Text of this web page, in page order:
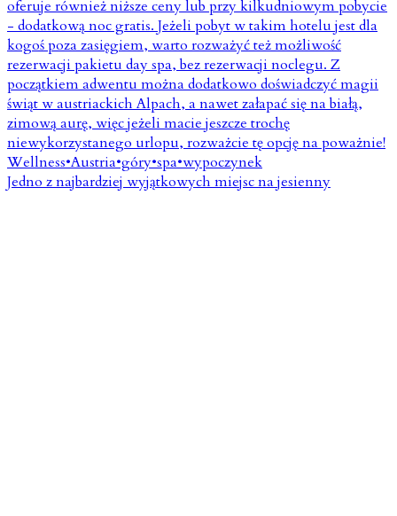
Jedno z najbardziej wyjątkowych miejsc na jesienny